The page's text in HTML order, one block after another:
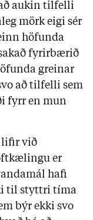
aukin tilfelli
mörk eigi sér
höfunda
fyrirbærið
greinar
að tilfelli sem
fyrr en mun
lifir við
er
hafi
til styttri tíma
býr ekki svo